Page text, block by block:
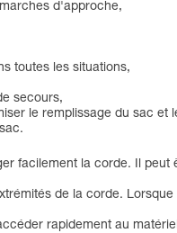
d'approche,
toutes les situations,
secours,
le remplissage du sac
facilement la corde. Il peut
de la corde.
rapidement au